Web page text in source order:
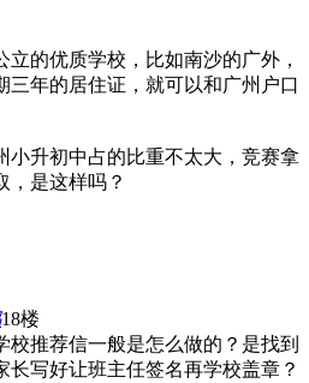
的优质学校，比如南沙的广外，
三年的居住证，就可以和广州户口
小升初中占的比重不太大，竞赛拿
，是这样吗？
18楼
校推荐信一般是怎么做的？是找到
长写好让班主任签名再学校盖章？